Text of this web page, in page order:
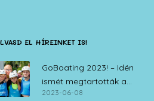
EL HÍREINKET IS!
GoBoating 2023! – Idén
ismét megtartották a
vitorlás iskolák nyílt napját
2023-06-08